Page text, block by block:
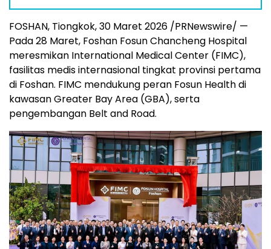
FOSHAN, Tiongkok, 30 Maret 2026 /PRNewswire/ —
Pada 28 Maret, Foshan Fosun Chancheng Hospital
meresmikan International Medical Center (FIMC),
fasilitas medis internasional tingkat provinsi pertama
di Foshan. FIMC mendukung peran Fosun Health di
kawasan Greater Bay Area (GBA), serta
pengembangan Belt and Road.